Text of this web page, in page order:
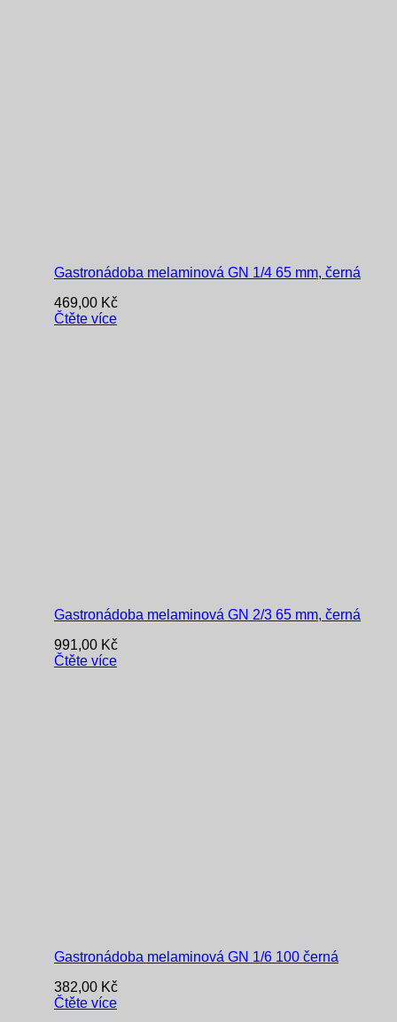
Gastronádoba melaminová GN 1/4 65 mm, černá
469,00 Kč
Čtěte více
Gastronádoba melaminová GN 2/3 65 mm, černá
991,00 Kč
Čtěte více
Gastronádoba melaminová GN 1/6 100 černá
382,00 Kč
Čtěte více